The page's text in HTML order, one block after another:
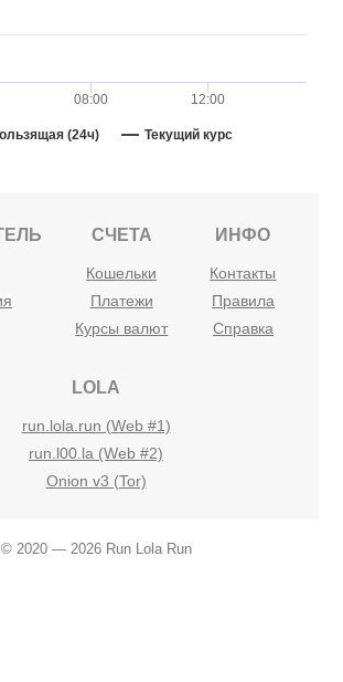
(24ч) Текущий курс
12:00
08:00
СЧЕТА
Кошельки
Платежи
Курсы валют
ИНФО
Контакты
Правила
Справка
LOLA
run.lola.run (Web #1)
run.l00.la (Web #2)
Onion v3 (Tor)
© 2020 — 2026 Run Lola Run